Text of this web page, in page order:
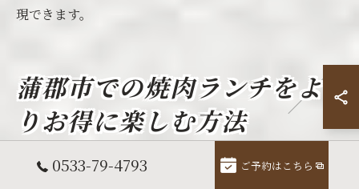
現できます。
蒲郡市での焼肉ランチをよ
りお得に楽しむ方法
お得情報をチェックしてランチを満喫
0533-79-4793 ご予約はこちら